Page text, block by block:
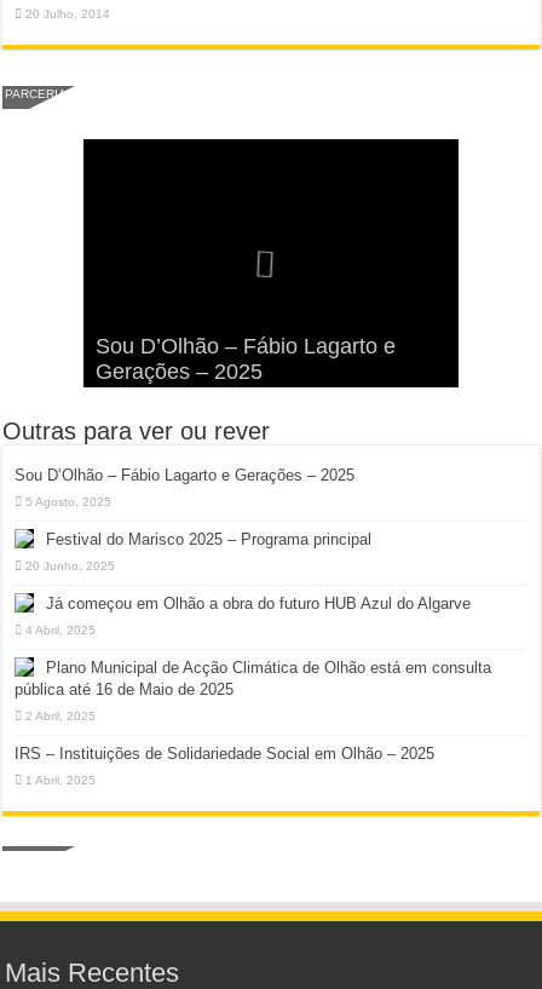
20 Julho, 2014
PARCERIA
Sou D’Olhão – Fábio Lagarto e
Gerações – 2025
Armona: Música, Comida e
Diversão à Beira-Ria!
Taphani X Benkest: Vídeo Musical
na Ilha da Armona
“Lavar a Loiça” na Ilha dos
Hangares
Quatro Dias Mais Um de Aventura e
Diversão!
Outras para ver ou rever
Sou D’Olhão – Fábio Lagarto e Gerações – 2025
5 Agosto, 2025
Festival do Marisco 2025 – Programa principal
20 Junho, 2025
Já começou em Olhão a obra do futuro HUB Azul do Algarve
4 Abril, 2025
Plano Municipal de Acção Climática de Olhão está em consulta
pública até 16 de Maio de 2025
2 Abril, 2025
IRS – Instituições de Solidariedade Social em Olhão – 2025
1 Abril, 2025
Mais Recentes